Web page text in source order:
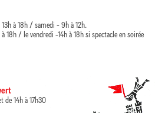
à 18h / samedi - 9h à 12h.
18h / le vendredi -14h à 18h si spectacle en soirée
de 14h à 17h30